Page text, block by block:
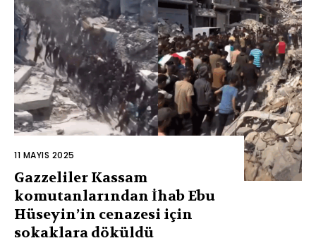
11 MAYIS 2025
Gazzeliler Kassam
komutanlarından İhab Ebu
Hüseyin’in cenazesi için
sokaklara döküldü